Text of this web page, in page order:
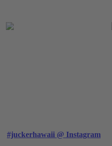
#juckerhawaii @ Instagram